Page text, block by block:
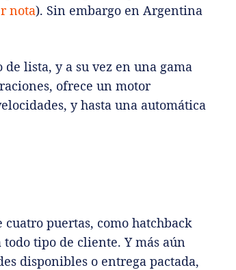
nota). Sin embargo en Argentina
lista, y a su vez en una gama
ofrece un motor
y hasta una automática
puertas, como hatchback
tipo de cliente. Y más aún
disponibles o entrega pactada,